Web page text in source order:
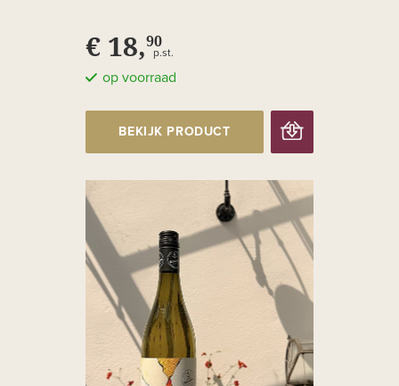
€ 18,90
p.st.
op voorraad
BEKIJK PRODUCT